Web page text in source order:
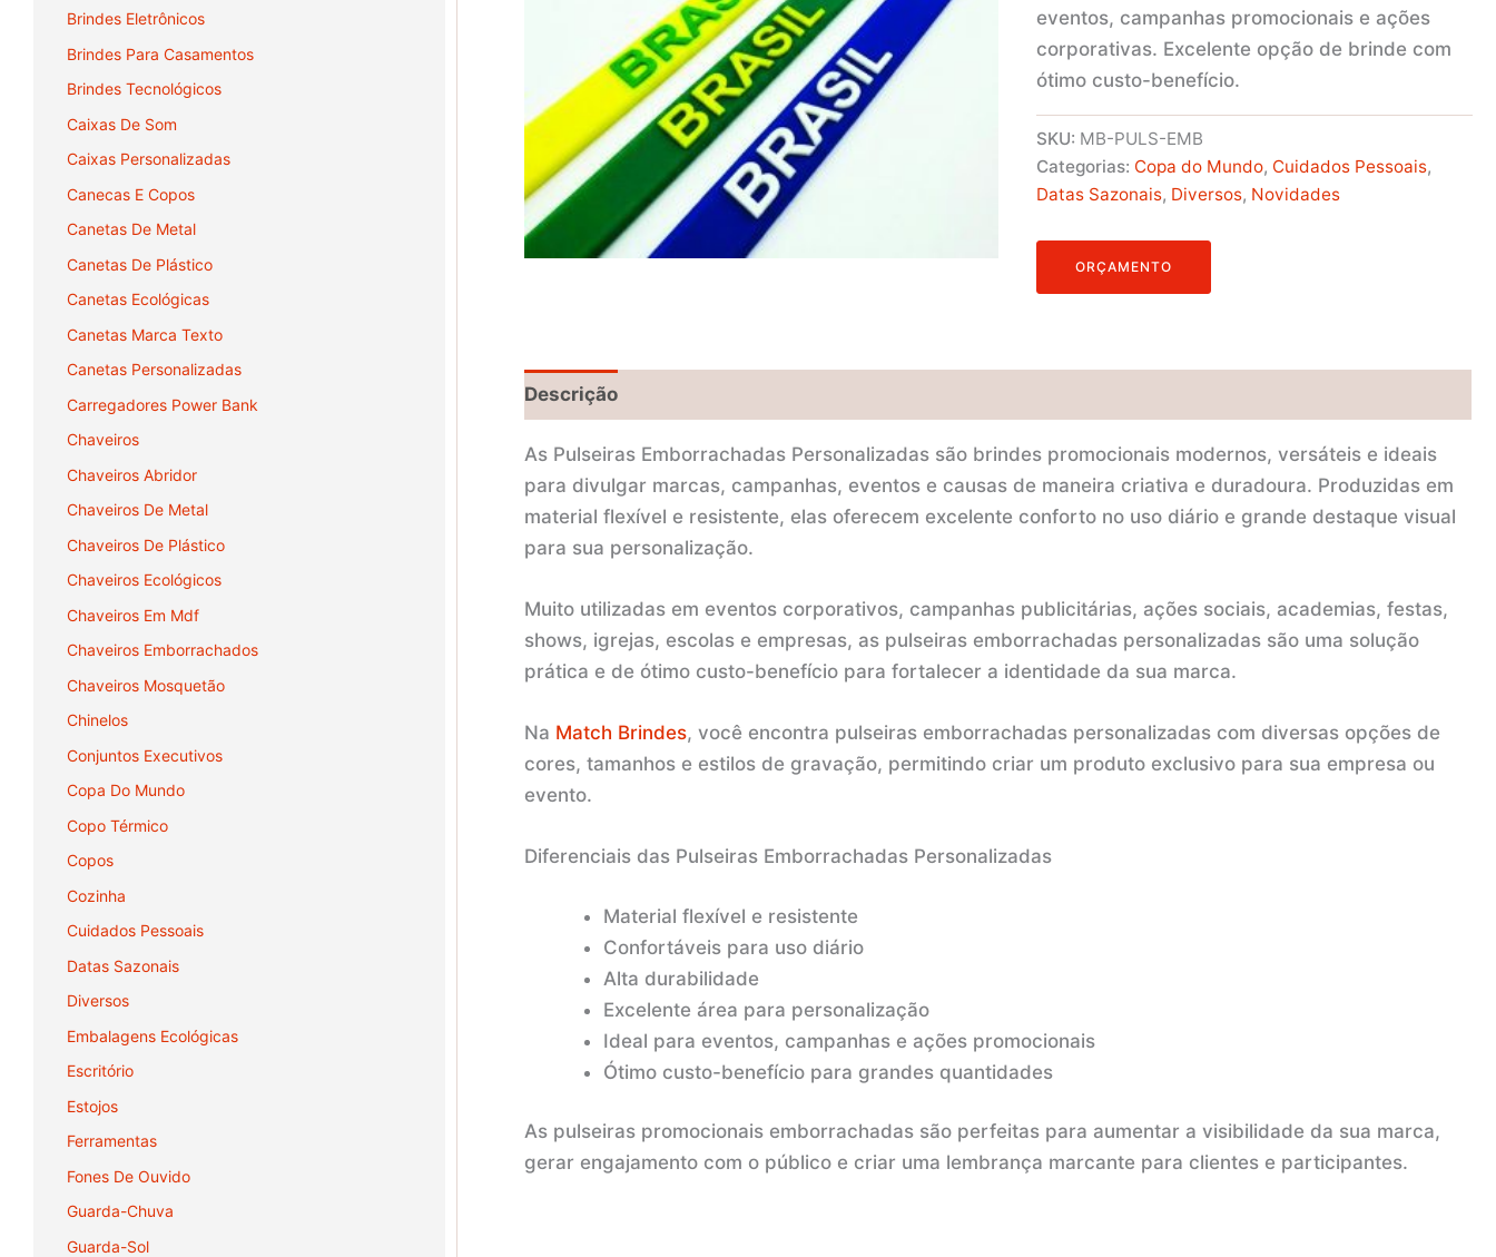
Brindes Eletrônicos
Brindes Para Casamentos
Brindes Tecnológicos
Caixas De Som
Caixas Personalizadas
Canecas E Copos
Canetas De Metal
Canetas De Plástico
Canetas Ecológicas
Canetas Marca Texto
Canetas Personalizadas
Carregadores Power Bank
Chaveiros
Chaveiros Abridor
Chaveiros De Metal
Chaveiros De Plástico
Chaveiros Ecológicos
Chaveiros Em Mdf
Chaveiros Emborrachados
Chaveiros Mosquetão
Chinelos
Conjuntos Executivos
Copa Do Mundo
Copo Térmico
Copos
Cozinha
Cuidados Pessoais
Datas Sazonais
Diversos
Embalagens Ecológicas
Escritório
Estojos
Ferramentas
Fones De Ouvido
Guarda-Chuva
Guarda-Sol
eventos, campanhas promocionais e ações
corporativas. Excelente opção de brinde com
ótimo custo-benefício.
SKU: MB-PULS-EMB
Categorias: Copa do Mundo, Cuidados Pessoais,
Datas Sazonais, Diversos, Novidades
ORÇAMENTO
Descrição
As Pulseiras Emborrachadas Personalizadas são brindes promocionais modernos, versáteis e ideais
para divulgar marcas, campanhas, eventos e causas de maneira criativa e duradoura. Produzidas em
material flexível e resistente, elas oferecem excelente conforto no uso diário e grande destaque visual
para sua personalização.
Muito utilizadas em eventos corporativos, campanhas publicitárias, ações sociais, academias, festas,
shows, igrejas, escolas e empresas, as pulseiras emborrachadas personalizadas são uma solução
prática e de ótimo custo-benefício para fortalecer a identidade da sua marca.
Na Match Brindes, você encontra pulseiras emborrachadas personalizadas com diversas opções de
cores, tamanhos e estilos de gravação, permitindo criar um produto exclusivo para sua empresa ou
evento.
Diferenciais das Pulseiras Emborrachadas Personalizadas
Material flexível e resistente
Confortáveis para uso diário
Alta durabilidade
Excelente área para personalização
Ideal para eventos, campanhas e ações promocionais
Ótimo custo-benefício para grandes quantidades
As pulseiras promocionais emborrachadas são perfeitas para aumentar a visibilidade da sua marca,
gerar engajamento com o público e criar uma lembrança marcante para clientes e participantes.